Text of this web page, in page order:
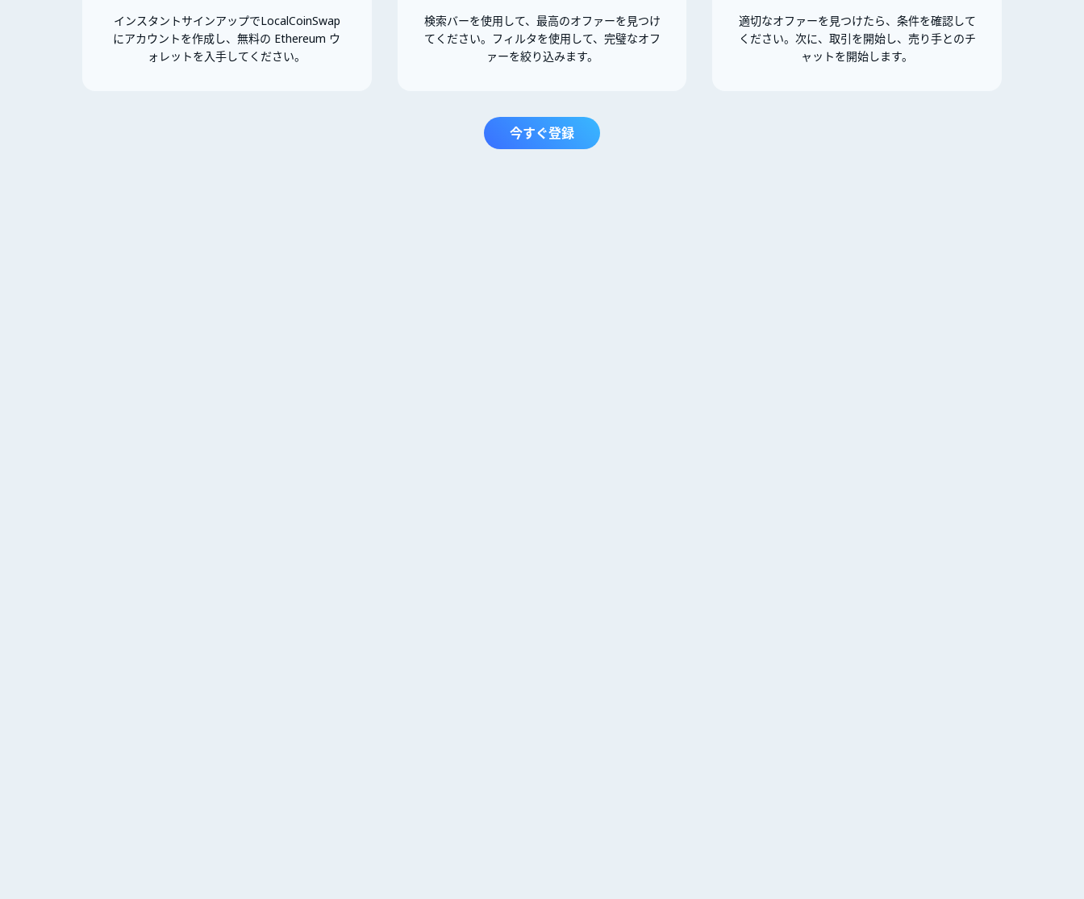
インスタントサインアップでLocalCoinSwap
にアカウントを作成し、無料の Ethereum ウ
ォレットを入手してください。
検索バーを使用して、最高のオファーを見つけ
てください。フィルタを使用して、完璧なオフ
ァーを絞り込みます。
適切なオファーを見つけたら、条件を確認して
ください。次に、取引を開始し、売り手とのチ
ャットを開始します。
今すぐ登録